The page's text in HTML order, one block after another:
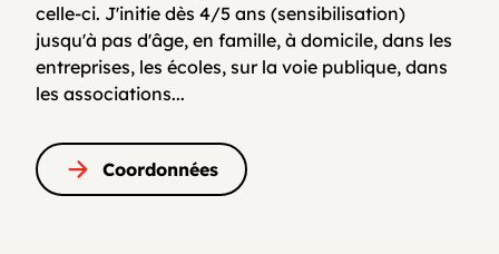
celle-ci. J'initie dès 4/5 ans (sensibilisation)
jusqu'à pas d'âge, en famille, à domicile, dans les
entreprises, les écoles, sur la voie publique, dans
les associations...
Coordonnées